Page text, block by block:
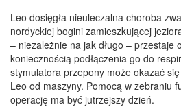
Leo dosięgła nieuleczalna choroba
nordyckiej bogini zamieszkującej
– niezależnie na jak długo – przestaje
koniecznością podłączenia go do
stymulatora przepony może okazać
Leo od maszyny. Pomocą w zebraniu
operację ma być jutrzejszy dzień.